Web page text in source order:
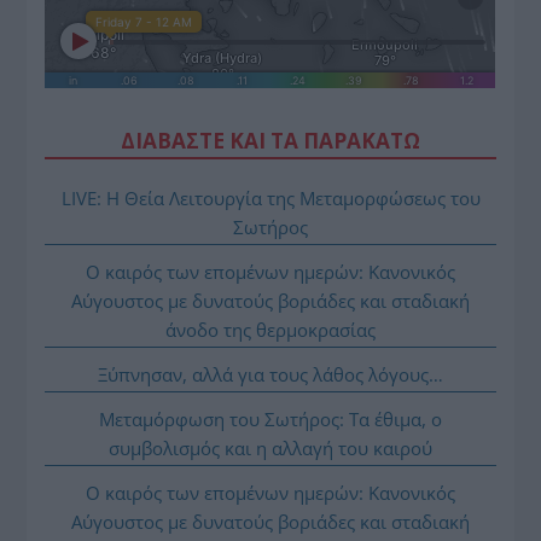
ΔΙΑΒΑΣΤΕ ΚΑΙ ΤΑ ΠΑΡΑΚΑΤΩ
LIVE: Η Θεία Λειτουργία της Μεταμορφώσεως του
Σωτήρος
Ο καιρός των επομένων ημερών: Κανονικός
Αύγουστος με δυνατούς βοριάδες και σταδιακή
άνοδο της θερμοκρασίας
Ξύπνησαν, αλλά για τους λάθος λόγους…
Μεταμόρφωση του Σωτήρος: Τα έθιμα, ο
συμβολισμός και η αλλαγή του καιρού
Ο καιρός των επομένων ημερών: Κανονικός
Αύγουστος με δυνατούς βοριάδες και σταδιακή